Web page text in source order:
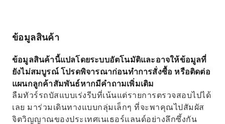
ขับรถผ่านทุ่งดอกทิวลิป
ปิดท้ายวันของคุณด้วยการพักผ่อนในหมู่บ้านชาว
ประมงแสนเสน่ห์อย่างโวลันดัม
ข้อมูลสินค้า
ข้อมูลสินค้านี้แปลโดยระบบอัตโนมัติและอาจให้ข้อมูลที่
ยังไม่สมบูรณ์ โปรดพิจารณาก่อนทำการสั่งซื้อ หรือติดต่อ
แผนกลูกค้าสัมพันธ์หากมีคำถามเพิ่มเติม
ลืมทัวร์รถบัสแบบเร่งรีบที่เน้นแต่รายการตรวจสอบไปได้
เลย มาร่วมเดินทางแบบกลุ่มเล็กๆ ที่จะพาคุณไปสัมผัส
จิตวิญญาณของประเทศเนเธอร์แลนด์อย่างลึกซึ้งกัน